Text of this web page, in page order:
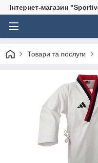
Інтернет-магазин
Товари та послуги